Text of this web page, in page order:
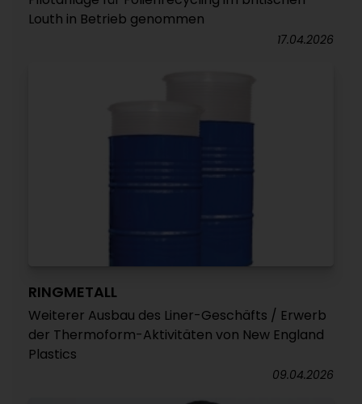
Louth in Betrieb genommen
17.04.2026
RINGMETALL
Weiterer Ausbau des Liner-Geschäfts / Erwerb
der Thermoform-Aktivitäten von New England
Plastics
09.04.2026